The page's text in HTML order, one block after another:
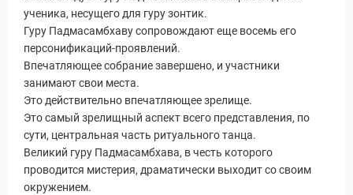
ученика, несущего для гуру зонтик.
Гуру Падмасамбхаву сопровождают еще восемь его
персонификаций-проявлений.
Впечатляющее собрание завершено, и участники
занимают свои места.
Это действительно впечатляющее зрелище.
Это самый зрелищный аспект всего представления, по
сути, центральная часть ритуального танца.
Великий гуру Падмасамбхава, в честь которого
проводится мистерия, драматически выходит со своим
окружением.